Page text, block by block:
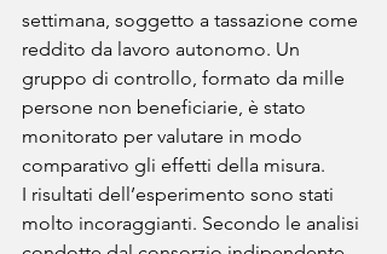
settimana, soggetto a tassazione come
reddito da lavoro autonomo. Un
gruppo di controllo, formato da mille
persone non beneficiarie, è stato
monitorato per valutare in modo
comparativo gli effetti della misura.
I risultati dell’esperimento sono stati
molto incoraggianti. Secondo le analisi